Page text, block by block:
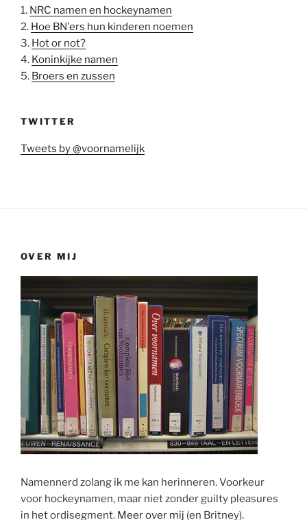
1. NRC namen en hockeynamen
2. Hoe BN'ers hun kinderen noemen
3. Hot or not?
4. Koninkijke namen
5. Broers en zussen
TWITTER
Tweets by @voornamelijk
OVER MIJ
Namennerd zolang ik me kan herinneren. Voorkeur
voor hockeynamen, maar niet zonder guilty pleasures
in het ordisegment. Meer over mij (en Britney).